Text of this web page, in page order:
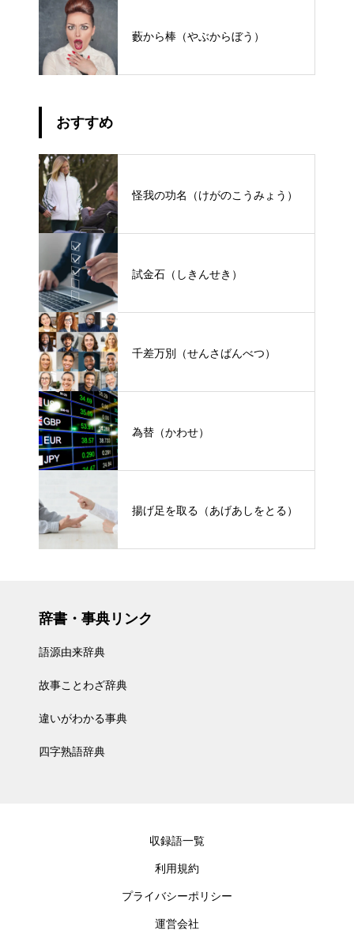
藪から棒（やぶからぼう）
おすすめ
怪我の功名（けがのこうみょう）
試金石（しきんせき）
千差万別（せんさばんべつ）
為替（かわせ）
揚げ足を取る（あげあしをとる）
辞書・事典リンク
語源由来辞典
故事ことわざ辞典
違いがわかる事典
四字熟語辞典
収録語一覧
利用規約
プライバシーポリシー
運営会社